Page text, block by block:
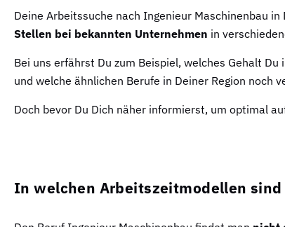
Deine Arbeitssuche nach Ingenieur Maschinenbau
Stellen bei bekannten Unternehmen in
Bei uns erfährst Du zum Beispiel, welches Gehalt
und welche ähnlichen Berufe in Deiner Region noch
Doch bevor Du Dich näher informierst, um optimal
In welchen Arbeitszeitmodellen